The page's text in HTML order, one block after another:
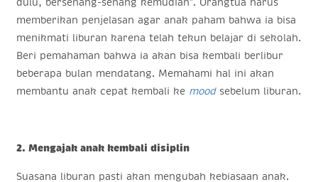
dulu, bersenang-senang kemudian”. Orangtua harus
memberikan penjelasan agar anak paham bahwa ia bisa
menikmati liburan karena telah tekun belajar di sekolah.
Beri pemahaman bahwa ia akan bisa kembali berlibur
beberapa bulan mendatang. Memahami hal ini akan
membantu anak cepat kembali ke mood sebelum liburan.
2. Mengajak anak kembali disiplin
Suasana liburan pasti akan mengubah kebiasaan anak.